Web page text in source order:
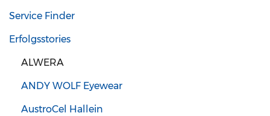
Service Finder
Erfolgsstories
ALWERA
ANDY WOLF Eyewear
AustroCel Hallein